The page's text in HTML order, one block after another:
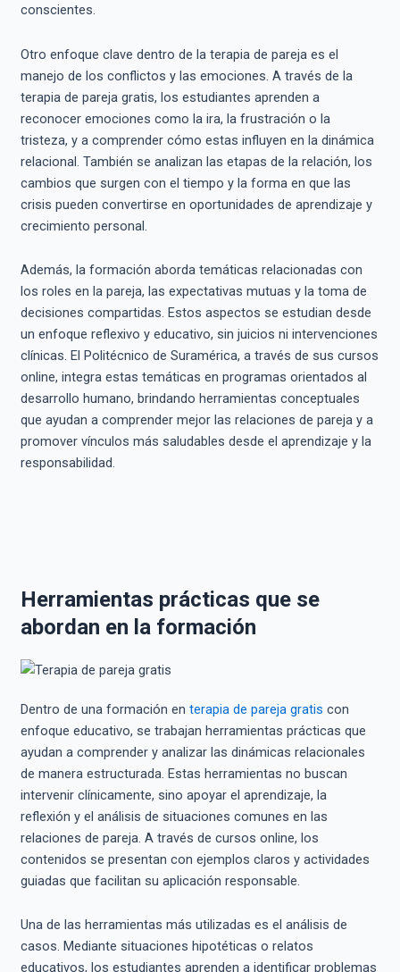
conscientes.
Otro enfoque clave dentro de la terapia de pareja es el
manejo de los conflictos y las emociones. A través de la
terapia de pareja gratis, los estudiantes aprenden a
reconocer emociones como la ira, la frustración o la
tristeza, y a comprender cómo estas influyen en la dinámica
relacional. También se analizan las etapas de la relación, los
cambios que surgen con el tiempo y la forma en que las
crisis pueden convertirse en oportunidades de aprendizaje y
crecimiento personal.
Además, la formación aborda temáticas relacionadas con
los roles en la pareja, las expectativas mutuas y la toma de
decisiones compartidas. Estos aspectos se estudian desde
un enfoque reflexivo y educativo, sin juicios ni intervenciones
clínicas. El Politécnico de Suramérica, a través de sus cursos
online, integra estas temáticas en programas orientados al
desarrollo humano, brindando herramientas conceptuales
que ayudan a comprender mejor las relaciones de pareja y a
promover vínculos más saludables desde el aprendizaje y la
responsabilidad.
Herramientas prácticas que se
abordan en la formación
Dentro de una formación en terapia de pareja gratis con
enfoque educativo, se trabajan herramientas prácticas que
ayudan a comprender y analizar las dinámicas relacionales
de manera estructurada. Estas herramientas no buscan
intervenir clínicamente, sino apoyar el aprendizaje, la
reflexión y el análisis de situaciones comunes en las
relaciones de pareja. A través de cursos online, los
contenidos se presentan con ejemplos claros y actividades
guiadas que facilitan su aplicación responsable.
Una de las herramientas más utilizadas es el análisis de
casos. Mediante situaciones hipotéticas o relatos
educativos, los estudiantes aprenden a identificar problemas